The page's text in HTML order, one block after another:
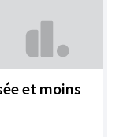
et moins